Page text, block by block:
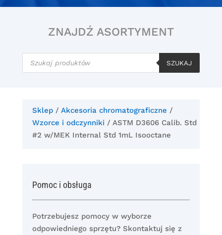
ZNAJDŹ ASORTYMENT
Wyszukiwarka
produktów
SZUKAJ
Sklep/ Akcesoria chromatograficzne /
Wzorce i odczynniki / ASTM D3606 Calib. Std
#2 w/MEK Internal Std 1mL Isooctane
Pomoc i obsługa
Potrzebujesz pomocy w wyborze
odpowiedniego sprzętu? Skontaktuj się z